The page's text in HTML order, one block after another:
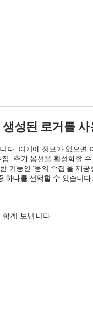
생성된 로거를 사
다. 여기에 정보가 없으면
" 추가 옵션을 활성화할
기능인 '동의 수집'을 제
나를 선택할 수 있습니
함께 보냅니다